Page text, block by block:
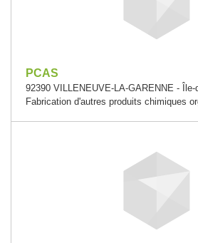
PCAS
92390 VILLENEUVE-LA-GARENNE - Île-
Fabrication d'autres produits chimiques